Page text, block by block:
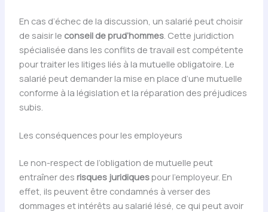
En cas d’échec de la discussion, un salarié peut choisir
de saisir le conseil de prud’hommes. Cette juridiction
spécialisée dans les conflits de travail est compétente
pour traiter les litiges liés à la mutuelle obligatoire. Le
salarié peut demander la mise en place d’une mutuelle
conforme à la législation et la réparation des préjudices
subis.
Les conséquences pour les employeurs
Le non-respect de l’obligation de mutuelle peut
entraîner des risques juridiquespour l’employeur. En
effet, ils peuvent être condamnés à verser des
dommages et intérêts au salarié lésé, ce qui peut avoir